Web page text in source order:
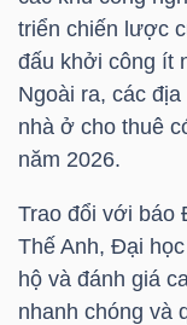
triển chiến lược
đấu khởi công ít
Ngoài ra, các
nhà ở cho thuê
năm 2026.
Trao đổi với báo
Thế Anh, Đại
hộ và đánh giá
nhanh chóng và
CÔNG
TƯ